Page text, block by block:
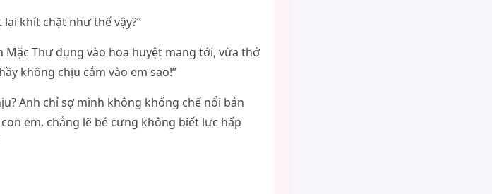
khít chặt như thế vậy?”
Mặc Thư đụng vào hoa huyệt mang tới, vừa thở
không chịu cắm vào em sao!”
Anh chỉ sợ mình không khống chế nổi bản
em, chẳng lẽ bé cưng không biết lực hấp